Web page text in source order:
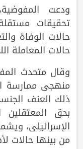
ودعت
تحقيقات
حالات الوفاة
حالات المعاملة
وقال متحدث
منهجي ممارسة
ذلك العنف
بحق المعتقلين
الإسرائيلي،
من بينها حالات